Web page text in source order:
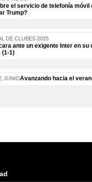
el servicio de telefonía móvil
Trump?
DE CLUBES 2025
ante un exigente Inter en su
(1-1)
JUNIOAvanzando hacia el